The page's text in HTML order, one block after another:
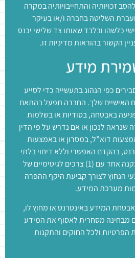
זכויותיה והתחייבויותיה במקרה
השליטה בחברה ו/או בעיקר
כלשהו ובלבד שאותו צד שלישי יכנס
הקשור בהוראות מדיניות זו.
כפי הנהוג בתעשייה כדי לסייע
האישיים שלך. החברה תפעל בהתאם
באבטחה, בסודיות או בשלמות
שנראה לנכון או אם נדרש על פי הדין
דוא”ל, במסרון או באמצעות
בהקדם האפשרי וללא דיחוי בלתי
סביר, ככל שהדבר עולה בקנה אחד עם (1) צרכים לגיטימיים של
(2) כל אמצעי הנחוץ לצורך קביעת היקף ההפרה
מערכת המידע.
לאבטחת המידע באינטרנט או מחוץ לו,
מבחינה מסחרית לאסוף את המידע
הפרטיות ולכל החוקים והתקנות